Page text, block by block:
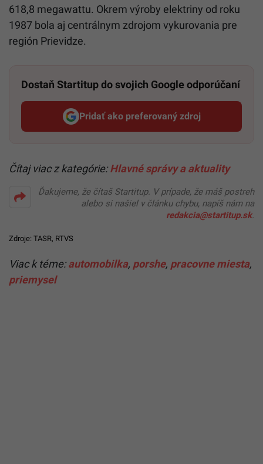
618,8 megawattu. Okrem výroby elektriny od roku
1987 bola aj centrálnym zdrojom vykurovania pre
región Prievidze.
Dostaň Startitup do svojich Google odporúčaní
Pridať ako preferovaný zdroj
Startitup, odkaz sa otvorí v
Čítaj viac z kategórie:Hlavné správy a aktuality
Ďakujeme, že čítaš Startitup. V prípade, že máš postreh
alebo si našiel v článku chybu, napíš nám na
redakcia@startitup.sk.
Zdroje: TASR, RTVS
Viac k téme:automobilka, porshe, pracovne miesta,
priemysel